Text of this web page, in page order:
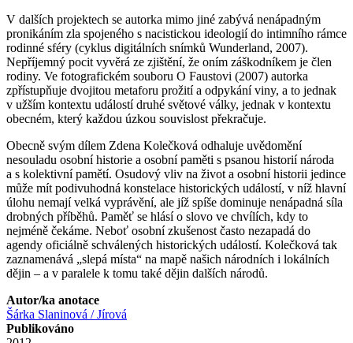
V dalších projektech se autorka mimo jiné zabývá nenápadným
pronikáním zla spojeného s nacistickou ideologií do intimního rámce
rodinné sféry (cyklus digitálních snímků Wunderland, 2007).
Nepříjemný pocit vyvěrá ze zjištění, že oním záškodníkem je člen
rodiny. Ve fotografickém souboru O Faustovi (2007) autorka
zpřístupňuje dvojitou metaforu prožití a odpykání viny, a to jednak
v užším kontextu událostí druhé světové války, jednak v kontextu
obecném, který každou úzkou souvislost překračuje.
Obecně svým dílem Zdena Kolečková odhaluje uvědomění
nesouladu osobní historie a osobní paměti s psanou historií národa
a s kolektivní pamětí. Osudový vliv na život a osobní historii jedince
může mít podivuhodná konstelace historických událostí, v níž hlavní
úlohu nemají velká vyprávění, ale jíž spíše dominuje nenápadná síla
drobných příběhů. Paměť se hlásí o slovo ve chvílích, kdy to
nejméně čekáme. Neboť osobní zkušenost často nezapadá do
agendy oficiálně schválených historických událostí. Kolečková tak
zaznamenává „slepá místa“ na mapě našich národních i lokálních
dějin – a v paralele k tomu také dějin dalších národů.
Autor/ka anotace
Šárka Slaninová / Jírová
Publikováno